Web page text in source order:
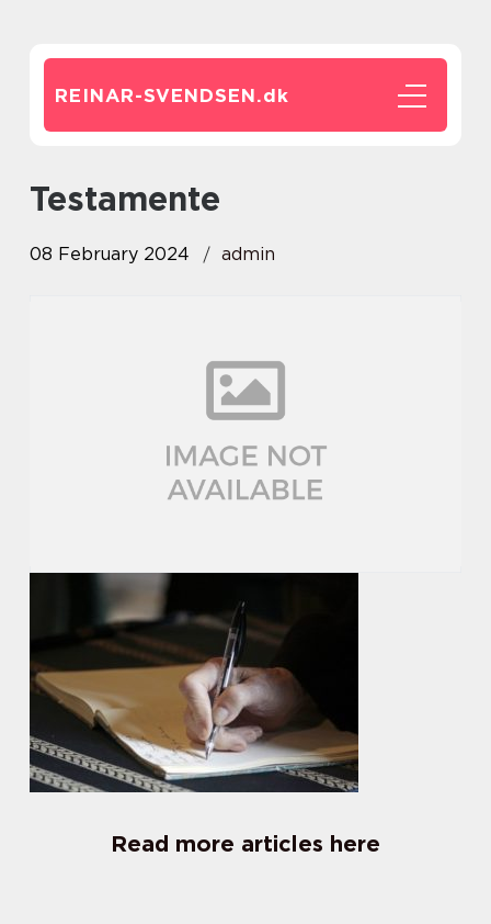
REINAR-SVENDSEN.dk
testamente
08 February 2024 admin
Read more articles here